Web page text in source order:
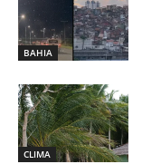
BAHIA
CLIMA